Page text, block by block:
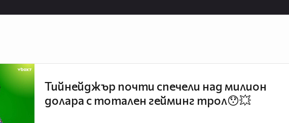
Тийнейджър почти спечели над милион
долара с тотален гейминг трол😯💥